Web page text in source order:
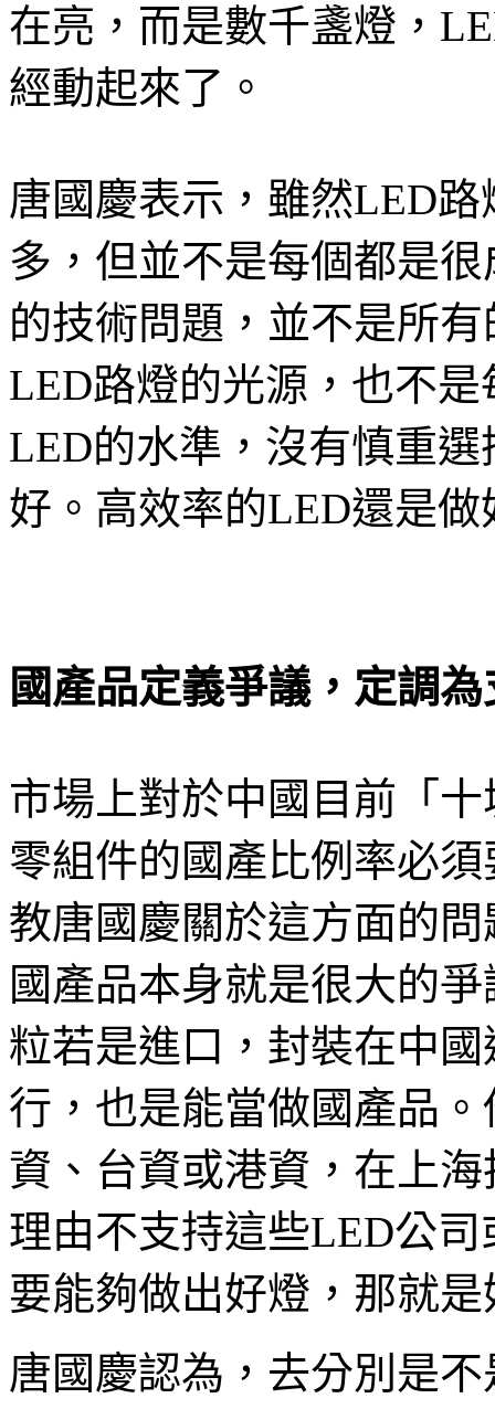
在亮，而是數千盞燈，
經動起來了。
唐國慶表示，雖然LED
多，但並不是每個都是
的技術問題，並不是所
LED路燈的光源，也不
LED的水準，沒有慎重
好。高效率的LED還是
國產品定義爭議，定調
市場上對於中國目前「
零組件的國產比例率必
教唐國慶關於這方面的
國產品本身就是很大的
粒若是進口，封裝在中
行，也是能當做國產品
資、台資或港資，在上
理由不支持這些LED公
要能夠做出好燈，那就
唐國慶認為，去分別是